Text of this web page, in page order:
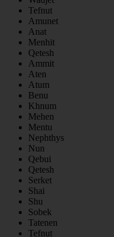
Tefnut
Amunet
Anat
Menhit
Qetesh
Ammit
Aten
Atum
Benu
Khnum
Mehen
Mentu
Nephthys
Nun
Qebui
Qetesh
Serket
Shai
Shu
Sobek
Tatenen
Tefnut